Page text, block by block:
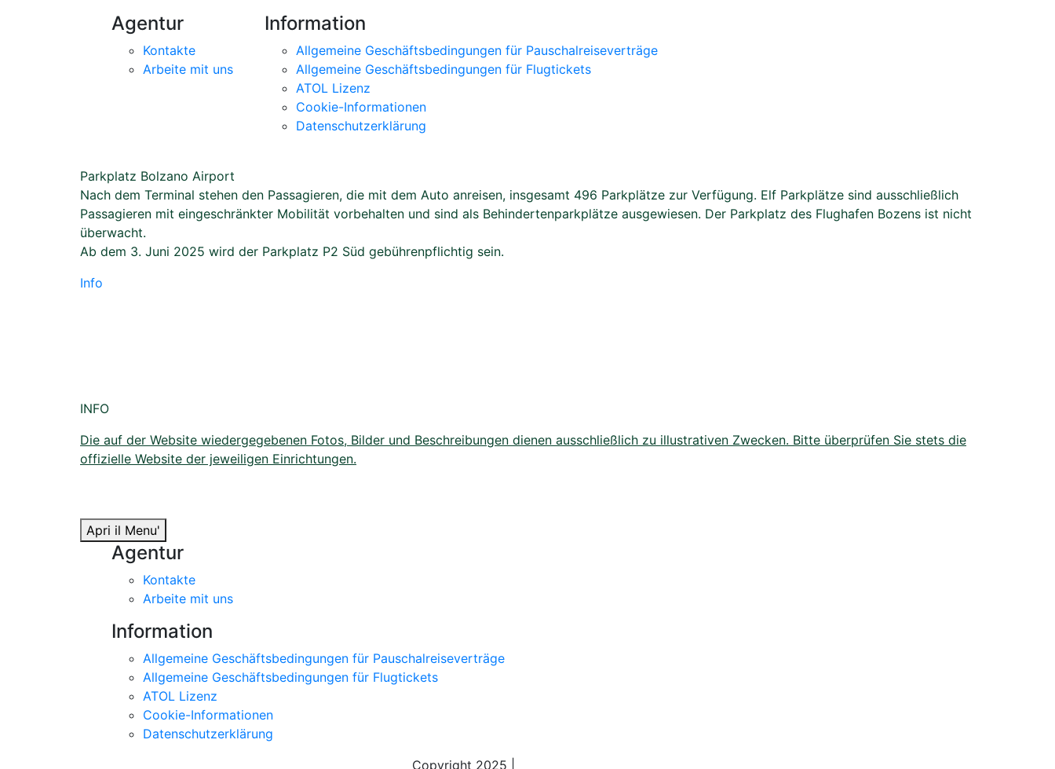
Agentur
Kontakte
Arbeite mit uns
Information
Allgemeine Geschäftsbedingungen für Pauschalreiseverträge
Allgemeine Geschäftsbedingungen für Flugtickets
ATOL Lizenz
Cookie-Informationen
Datenschutzerklärung
Parkplatz Bolzano Airport
Nach dem Terminal stehen den Passagieren, die mit dem Auto anreisen, insgesamt 496 Parkplätze zur Verfügung. Elf Parkplätze sind ausschließlich
Passagieren mit eingeschränkter Mobilität vorbehalten und sind als Behindertenparkplätze ausgewiesen. Der Parkplatz des Flughafen Bozens ist nicht
überwacht.
Ab dem 3. Juni 2025 wird der Parkplatz P2 Süd gebührenpflichtig sein.
Info
INFO
Die auf der Website wiedergegebenen Fotos, Bilder und Beschreibungen dienen ausschließlich zu illustrativen Zwecken. Bitte überprüfen Sie stets die
offizielle Website der jeweiligen Einrichtungen.
Apri il Menu'
Agentur
Kontakte
Arbeite mit uns
Information
Allgemeine Geschäftsbedingungen für Pauschalreiseverträge
Allgemeine Geschäftsbedingungen für Flugtickets
ATOL Lizenz
Cookie-Informationen
Datenschutzerklärung
Copyright 2025 |